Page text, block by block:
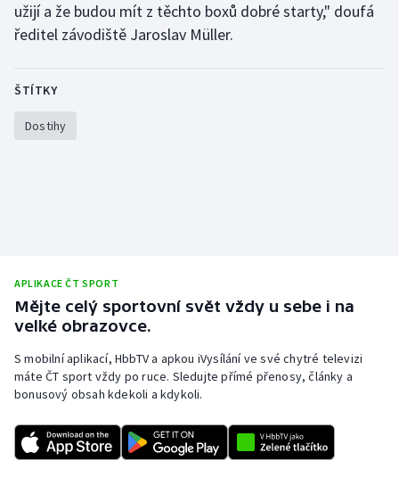
Rychlobruslení
Vodní slalom
Volejbal
Ostatní
užijí a že budou mít z těchto boxů dobré starty," doufá
ředitel závodiště Jaroslav Müller.
ŠTÍTKY
Dostihy
APLIKACE ČT SPORT
Mějte celý sportovní svět vždy u sebe i na
velké obrazovce.
S mobilní aplikací, HbbTV a apkou iVysílání ve své chytré televizi
máte ČT sport vždy po ruce. Sledujte přímé přenosy, články a
bonusový obsah kdekoli a kdykoli.